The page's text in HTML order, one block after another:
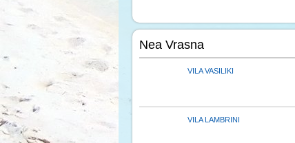
Nea Vrasna
VILA VASILIKI
VILA LAMBRINI